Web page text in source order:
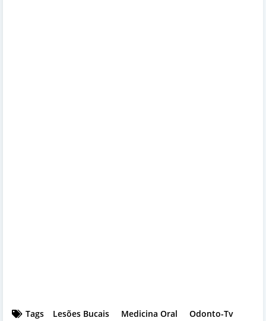
Tags Lesões Bucais Medicina Oral
Odonto-Tv